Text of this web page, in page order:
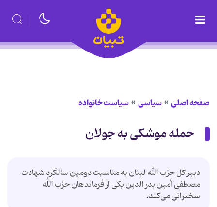
صفحه اصلی سیاسی سیاست خانواده
حمله موشکی به جولان
دبیر کل حزب الله لبنان به مناسبت دومین سالگرد شهادت
مصطفى أمین بدر الدین یکی از فرماندهان حزب الله
سخنرانی می‌کند.